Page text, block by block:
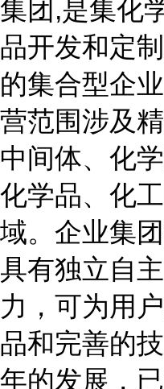
集团,是集化
品开发和定
的集合型企
营范围涉及
中间体、化
化学品、化
域。企业集
具有独立自
力，可为用
品和完善的
年的发展，